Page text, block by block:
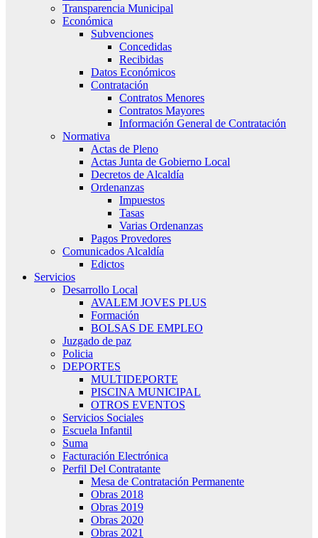
Transparencia Municipal
Económica
Subvenciones
Concedidas
Recibidas
Datos Económicos
Contratación
Contratos Menores
Contratos Mayores
Información General de Contratación
Normativa
Actas de Pleno
Actas Junta de Gobierno Local
Decretos de Alcaldía
Ordenanzas
Impuestos
Tasas
Varias Ordenanzas
Pagos Provedores
Comunicados Alcaldía
Edictos
Servicios
Desarrollo Local
AVALEM JOVES PLUS
Formación
BOLSAS DE EMPLEO
Juzgado de paz
Policia
DEPORTES
MULTIDEPORTE
PISCINA MUNICIPAL
OTROS EVENTOS
Servicios Sociales
Escuela Infantil
Suma
Facturación Electrónica
Perfil Del Contratante
Mesa de Contratación Permanente
Obras 2018
Obras 2019
Obras 2020
Obras 2021